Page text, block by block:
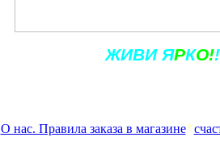
ЖИВИ ЯРКО!!
О нас. Правила заказа в магазине